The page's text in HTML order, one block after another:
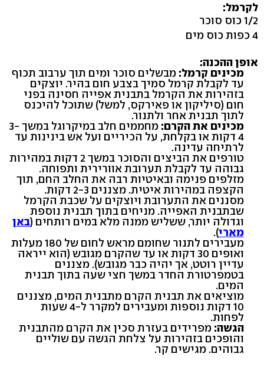
לקרמל:
1/2 כוס סוכר
4 כפות כוס מים
אופן ההכנה:
מכינים קרמל: מבשלים סוכר ומים תוך ערבוב תכוף
עד לקבלת קרמל סמיך בצבע חום בהיר. יוצקים
בזהירות את הקרמל בתבנית אפייה חסינה בפני
חום (סיליקון או פאירקס, למשל) שתוכל להיכנס
לתוך תבנית אחר ולתנור.
מכינים את הקרם: מחממים חלב במיקרוגל במשך 3-
4 דקות או בקלחת, על הכיריים ועל אש בינינות עד
לרתיחה עדינה.
טורפים את הביצים והסוכר במשך 2 דקות במהירות
גבוהה עד לקבלת תערובת אוורירית ותפוחה.
מזלפים פנימה ובאיטיות רבה את החלב החם, תוך
הקצפה במהירות איטית. מצננים 2-3 דקות.
מסננים את התערובת ויוצקים על שכבת הקרמל
שבתבנית האפייה. מניחים בתוך תבנית נוספת
וגדולה יותר, ששליש ממנה מלא במים רותחים (באן
מארי).
מעבירים לתנור שחומם מראש לחום של 180 מעלות
ואופים 30 דקות או עד שהקרם מגובש (הוא ייראה
עדיין רוטט, אך יהיה כבר מגובש). מצננים
בטמפרטורת החדר במשך חצי שעה בתוך תבנית
המים.
מוציאים את תבנית הקרם מתבנית המים, מצננים
10 דקות נוספות ומעבירים למקרר ל-4 שעות
לפחות.
הגשה: מפרידים בעזרת סכין את הקרם מהתבנית
והופכים בזהירות על צלחת הגשה עם שוליים
גבוהים. מגישים קר.